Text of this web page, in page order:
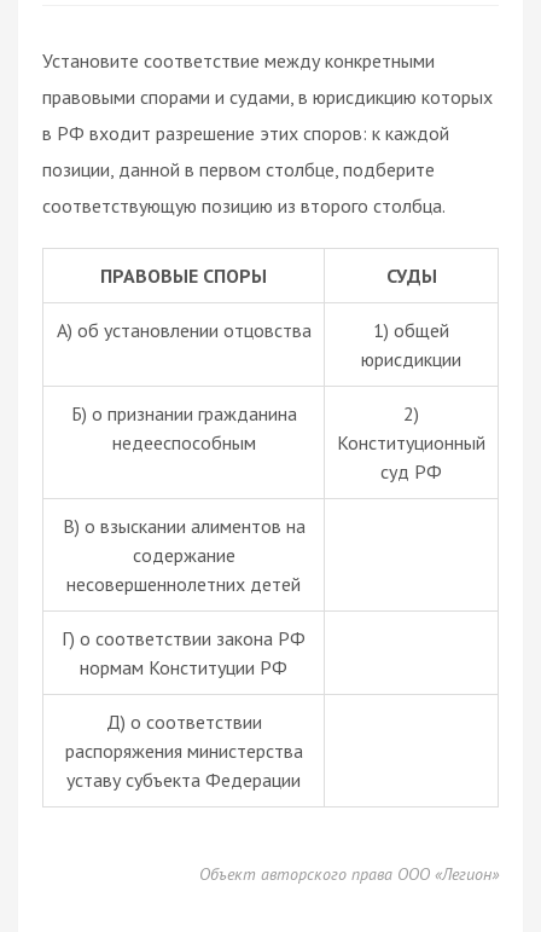
Установите соответствие между конкретными
правовыми спорами и судами, в юрисдикцию которых
в РФ входит разрешение этих споров: к каждой
позиции, данной в первом столбце, подберите
соответствующую позицию из второго столбца.
ПРАВОВЫЕ СПОРЫ СУДЫ
А) об установлении отцовства
1) общей
юрисдикции
Б) о признании гражданина
недееспособным
2)
Конституционный
суд РФ
В) о взыскании алиментов на
содержание
несовершеннолетних детей
Г) о соответствии закона РФ
нормам Конституции РФ
Д) о соответствии
распоряжения министерства
уставу субъекта Федерации
Объект авторского права ООО «Легион»